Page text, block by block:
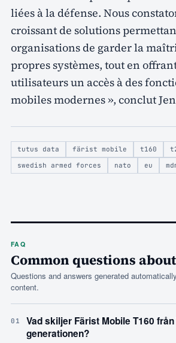
liées à la défense. Nous
croissant de solutions
organisations de garder la
propres systèmes, tout en
utilisateurs un accès à des
mobiles modernes », conclut
tutus data färist mobile t160
swedish armed forces
nato eu
FAQ
Common questions
Questions and answers generated
content.
01
Vad skiljer Färist Mobile T160
generationen?